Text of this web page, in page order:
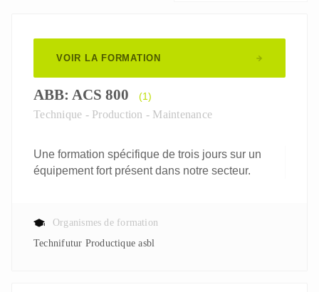
VOIR LA FORMATION
ABB: ACS 800 (1)
Technique - Production - Maintenance
Une formation spécifique de trois jours sur un
équipement fort présent dans notre secteur.
Organismes de formation
Technifutur Productique asbl